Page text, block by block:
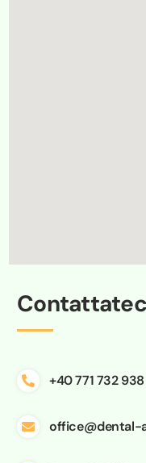
+40 771 732 938
office@dental-